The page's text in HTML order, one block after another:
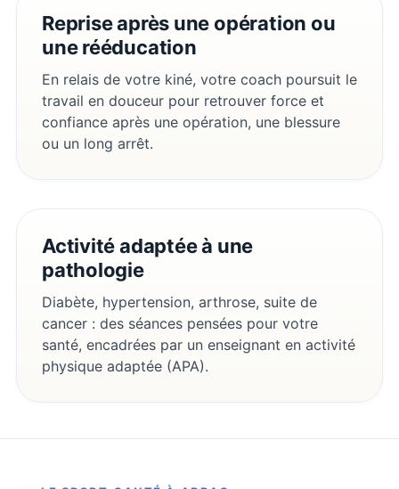
Reprise après une opération ou
une rééducation
En relais de votre kiné, votre coach poursuit le
travail en douceur pour retrouver force et
confiance après une opération, une blessure
ou un long arrêt.
Activité adaptée à une
pathologie
Diabète, hypertension, arthrose, suite de
cancer : des séances pensées pour votre
santé, encadrées par un enseignant en activité
physique adaptée (APA).